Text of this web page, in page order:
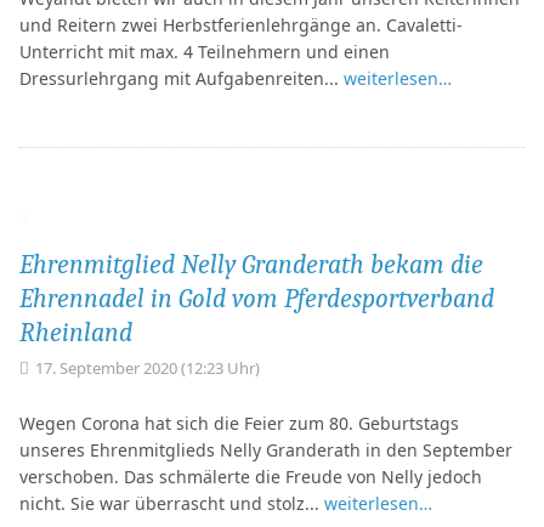
und Reitern zwei Herbstferienlehrgänge an. Cavaletti-
Unterricht mit max. 4 Teilnehmern und einen
Dressurlehrgang mit Aufgabenreiten... weiterlesen…
Ehrenmitglied Nelly Granderath bekam die
Ehrennadel in Gold vom Pferdesportverband
Rheinland
17. September 2020 (12:23 Uhr)
Wegen Corona hat sich die Feier zum 80. Geburtstags
unseres Ehrenmitglieds Nelly Granderath in den September
verschoben. Das schmälerte die Freude von Nelly jedoch
nicht. Sie war überrascht und stolz... weiterlesen…